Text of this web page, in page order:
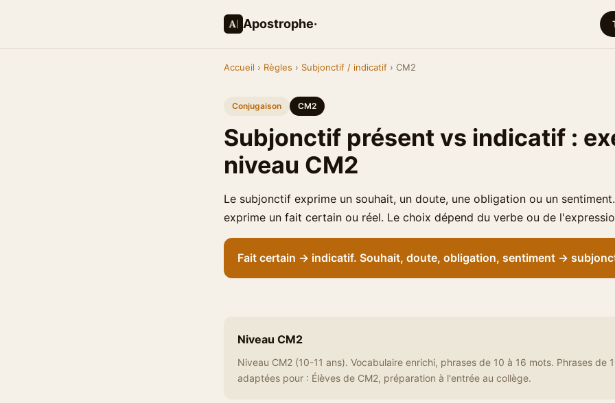
Apostrophe·
Accueil › Règles › Subjonctif / indicatif › CM2
Conjugaison CM2
Subjonctif présent vs indicatif :
niveau CM2
Le subjonctif exprime un souhait, un doute, une obligation ou un
exprime un fait certain ou réel. Le choix dépend du verbe ou de
Fait certain → indicatif. Souhait, doute, obligation, sentiment →
Niveau CM2
Niveau CM2 (10-11 ans). Vocabulaire enrichi, phrases de 10 à 16 mots. Phrases de
adaptées pour : Élèves de CM2, préparation à l'entrée au collège.